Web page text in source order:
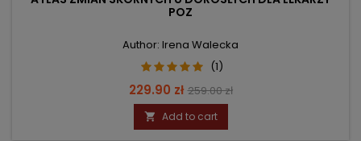
POZ
Author: Irena Walecka
(1)
Price
229.90 zł Regular
price
259.00 zł
 Add to cart